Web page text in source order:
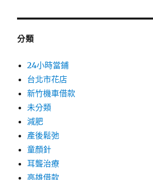
分類
24小時當鋪
台北市花店
新竹機車借款
未分類
減肥
產後鬆弛
童顏針
耳聾治療
高雄借款